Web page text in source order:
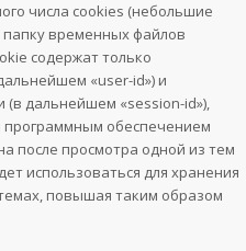
числа cookies (небольшие
временных файлов
содержат только
«user-id») и
(в дальнейшем «session-id»),
обеспечением
после просмотра одной из тем
использоваться для хранения
повышая таким образом